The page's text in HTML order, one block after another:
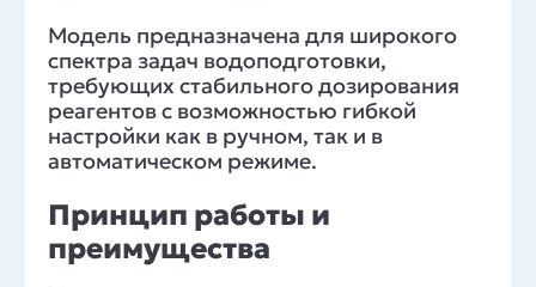
Модель предназначена для широкого
спектра задач водоподготовки,
требующих стабильного дозирования
реагентов с возможностью гибкой
настройки как в ручном, так и в
автоматическом режиме.
Принцип работы и
преимущества